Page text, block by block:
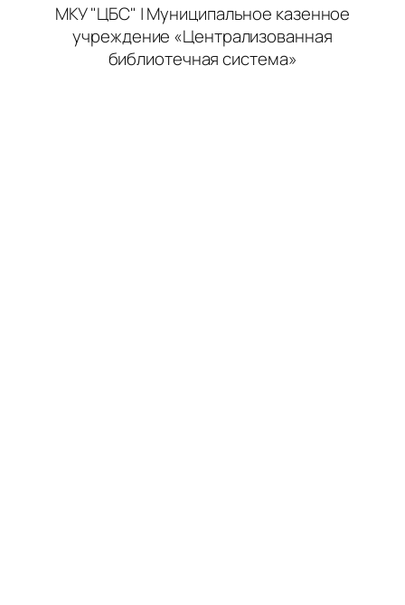
МКУ "ЦБС" | Муниципальное казенное
учреждение «Централизованная
библиотечная система»